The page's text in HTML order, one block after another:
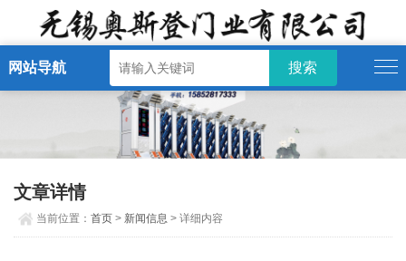
网站导航
文章详情
当前位置：首页 > 新闻信息 > 详细内容